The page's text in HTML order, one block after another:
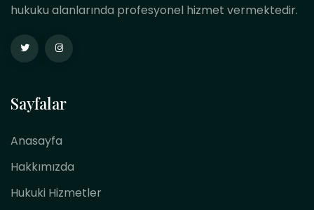
hukuku alanlarında profesyonel hizmet vermektedir.
Sayfalar
Anasayfa
Hakkımızda
Hukuki Hizmetler